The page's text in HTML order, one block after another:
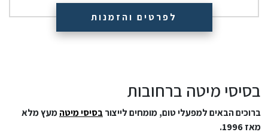
לפרטים והזמנות
בסיסי מיטה ברחובות
ברוכים הבאים למפעלי טום, מומחים לייצורבסיסי מיטהמעץ מלא
מאז 1996.